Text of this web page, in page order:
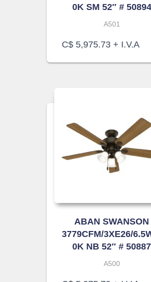
0K SM 52″ # 50894
A501
C$ 5,975.73 + I.V.A
ABAN SWANSON
3779CFM/3XE26/
0K NB 52″ # 50887
A500